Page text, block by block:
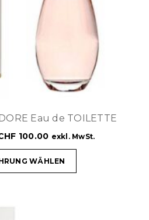
Eau de TOILETTE
100.00 exkl. MwSt.
WÄHLEN